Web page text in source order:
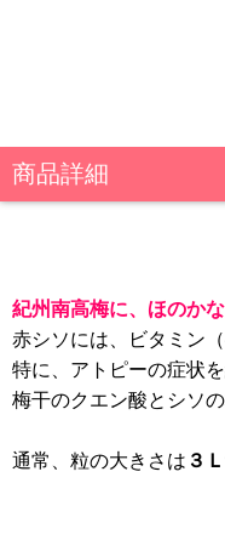
商品詳細
紀州南高梅に、ほのか
赤シソには、ビタミン
特に、アトピーの症状
梅干のクエン酸とシソ
通常、粒の大きさは ３